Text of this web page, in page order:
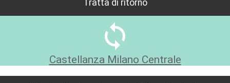
Tratta di ritorno
sync
Castellanza Milano Centrale